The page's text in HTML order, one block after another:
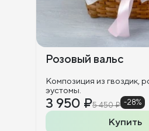
Розовый вальс
Композиция из гвоздик,
эустомы.
3 950 ₽5 450 ₽ -28%
Купить